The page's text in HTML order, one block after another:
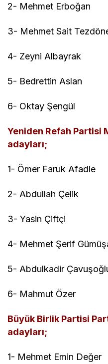
2- Mehmet Erboğan
3- Mehmet Sait
4- Zeyni Albayrak
5- Bedrettin Aslan
6- Oktay Şengül
Yeniden Refah Partisi
adayları;
1- Ömer Faruk Afadle
2- Abdullah Çelik
3- Yasin Çiftçi
4- Mehmet Şerif
5- Abdulkadir
6- Mahmut Özer
Büyük Birlik Partisi
adayları;
1- Mehmet Emin Değer